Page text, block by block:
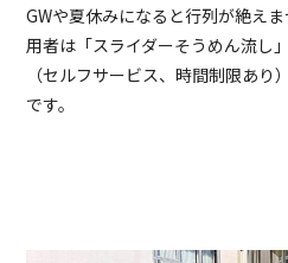
GWや夏休みになると行列が絶え
用者は「スライダーそうめん流し
（セルフサービス、時間制限あ
です。